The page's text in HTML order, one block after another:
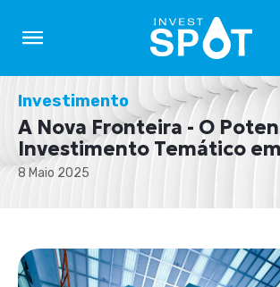
Investimento
A Nova Fronteira - O
Investimento Temático
8 Maio 2025